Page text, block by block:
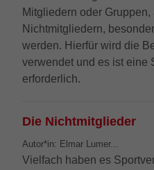
Mitgliedern oder Gruppen,
Nichtmitgliedern,
werden. Hierfür wird die
verwendet und es ist eine
erforderlich.
Die Nichtmitglieder
Autor*in: Elmar Lumer...
Vielfach haben es
darüber, wie
erhobenen
der
stammen,
Name
32970526-4
Anbieter Google LLC